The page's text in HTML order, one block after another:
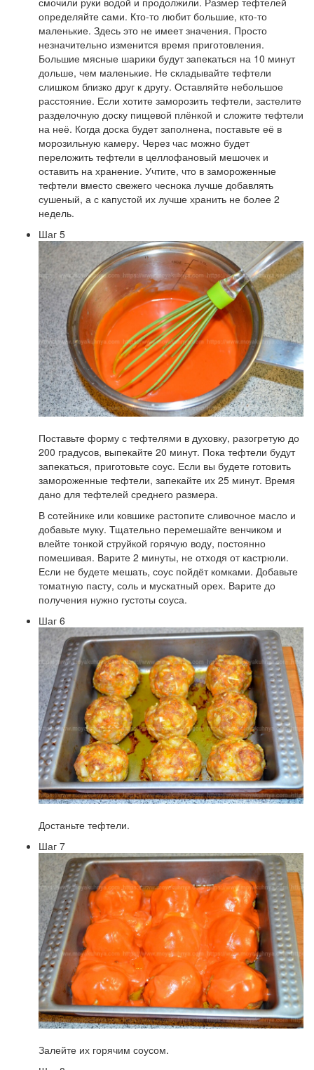
определяйте сами. Кто-то любит большие, кто-то
маленькие. Здесь это не имеет значения. Просто
незначительно изменится время приготовления.
Большие мясные шарики будут запекаться на 10 минут
дольше, чем маленькие. Не складывайте тефтели
слишком близко друг к другу. Оставляйте небольшое
расстояние. Если хотите заморозить тефтели, застелите
разделочную доску пищевой плёнкой и сложите тефтели
на неё. Когда доска будет заполнена, поставьте её в
морозильную камеру. Через час можно будет
переложить тефтели в целлофановый мешочек и
оставить на хранение. Учтите, что в замороженные
тефтели вместо свежего чеснока лучше добавлять
сушеный, а с капустой их лучше хранить не более 2
недель.
Шаг 5
Поставьте форму с тефтелями в духовку, разогретую до
200 градусов, выпекайте 20 минут. Пока тефтели будут
запекаться, приготовьте соус. Если вы будете готовить
замороженные тефтели, запекайте их 25 минут. Время
дано для тефтелей среднего размера.
В сотейнике или ковшике растопите сливочное масло и
добавьте муку. Тщательно перемешайте венчиком и
влейте тонкой струйкой горячую воду, постоянно
помешивая. Варите 2 минуты, не отходя от кастрюли.
Если не будете мешать, соус пойдёт комками. Добавьте
томатную пасту, соль и мускатный орех. Варите до
получения нужно густоты соуса.
Шаг 6
Достаньте тефтели.
Шаг 7
Залейте их горячим соусом.